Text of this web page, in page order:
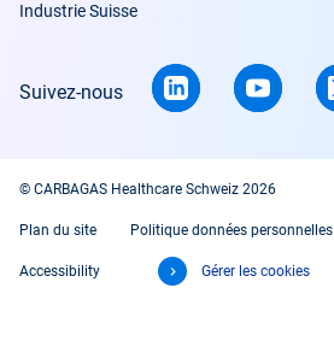
Industrie Suisse
Suivez-nous
© CARBAGAS Healthcare Schweiz 2026
Plan du site Politique données personnelles
Accessibility Gérer les cookies